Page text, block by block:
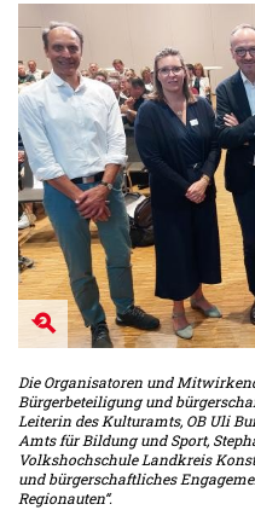
Die Organisatoren und
Bürgerbeteiligung und
Leiterin des Kulturamts, OB Uli
Amts für Bildung und Sport,
Volkshochschule Landkreis
und bürgerschaftliches
Regionauten“.